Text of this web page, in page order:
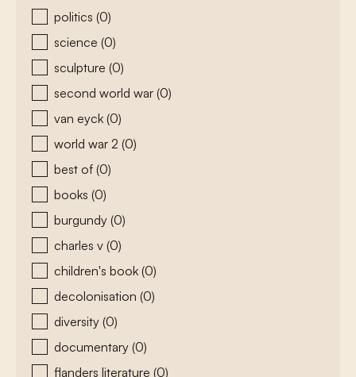
politics (0)
science (0)
sculpture (0)
second world war (0)
van eyck (0)
world war 2 (0)
best of (0)
books (0)
burgundy (0)
charles v (0)
children's book (0)
decolonisation (0)
diversity (0)
documentary (0)
flanders literature (0)